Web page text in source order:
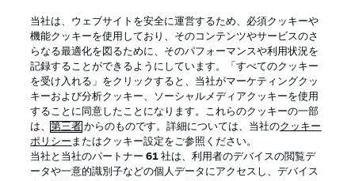
言語をお選びください
日本語 Display Mode
ログイン
当社は、ウェブサイトを安全に運営するため、必須クッキーや
機能クッキーを使用しており、そのコンテンツやサービスのさ
らなる最適化を図るために、そのパフォーマンスや利用状況を
記録することができるようにしています。「すべてのクッキー
を受け入れる」をクリックすると、当社がマーケティングクッ
キーおよび分析クッキー、ソーシャルメディアクッキーを使用
することに同意したことになります。これらのクッキーの一部
は、第三者 からのものです。詳細については、当社のクッキー
ポリシー またはクッキー設定をご参照ください。
当社と当社のパートナー61 社は、利用者のデバイスの閲覧デ
ータや一意的識別子などの個人データにアクセスし、デバイス